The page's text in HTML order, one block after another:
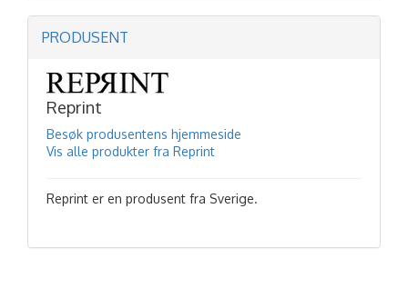
PRODUSENT
Reprint
Besøk produsentens hjemmeside
Vis alle produkter fra Reprint
Reprint er en produsent fra Sverige.